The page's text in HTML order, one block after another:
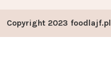
Copyright 2023 foodlajf.pl